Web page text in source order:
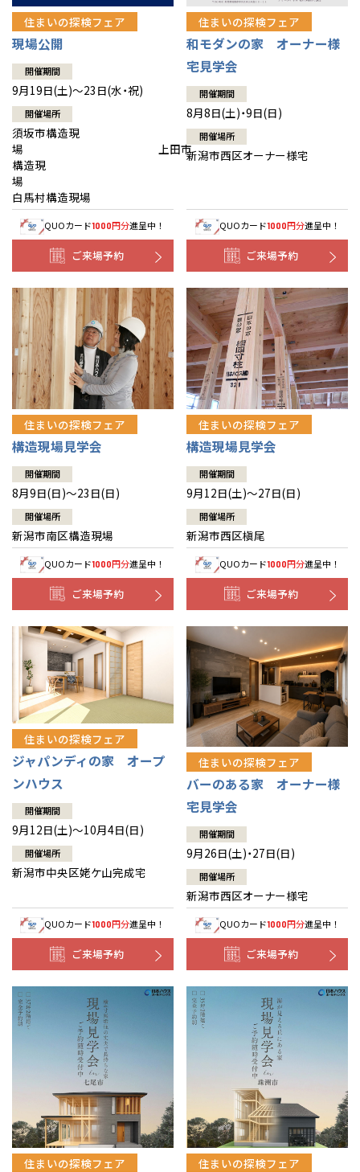
住まいの探検フェア
現場公開
開催期間
9月19日(土)～23日(水・祝)
開催場所
須坂市構造現
場 上田市
構造現
場
白馬村構造現場
QUOカード1000円分進呈中！
ご来場予約
住まいの探検フェア
和モダンの家 オーナー様
宅見学会
開催期間
8月8日(土)・9日(日)
開催場所
新潟市西区オーナー様宅
QUOカード1000円分進呈中！
ご来場予約
住まいの探検フェア
構造現場見学会
開催期間
8月9日(日)～23日(日)
開催場所
新潟市南区構造現場
QUOカード1000円分進呈中！
ご来場予約
住まいの探検フェア
構造現場見学会
開催期間
9月12日(土)～27日(日)
開催場所
新潟市西区槇尾
QUOカード1000円分進呈中！
ご来場予約
住まいの探検フェア
ジャパンディの家 オープ
ンハウス
開催期間
9月12日(土)～10月4日(日)
開催場所
新潟市中央区姥ケ山完成宅
QUOカード1000円分進呈中！
ご来場予約
住まいの探検フェア
バーのある家 オーナー様
宅見学会
開催期間
9月26日(土)・27日(日)
開催場所
新潟市西区オーナー様宅
QUOカード1000円分進呈中！
ご来場予約
住まいの探検フェア 住まいの探検フェア